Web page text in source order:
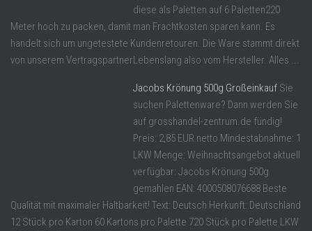
diese als Paletten auf 6 Paletten220
Meter hoch zu packen, damit man Frachtkosten sparen kann. Es
handelt sich um ungetestete Kundenretouren. Die Ware stammt direkt
von unserem VertragspartnerLebenslang also vom Hersteller. Alles ...
Jacobs Krönung 500g Großeinkauf Sie
suchen Palettenware? Dann werden Sie
auf grosshandel-zentrum.de fündig!
Preis: 2,85 EUR netto Mindestabnahme: 1
LKW Menge: Weihnachtsangebot aktuell
verfügbar: Jacobs Krönung 500g
gemahlen EAN: 4000508076688 Beste
Qualität mit maximaler Haltbarkeit! Text: Deutsch Herkunft: Deutschland
12 Stück pro Karton 60 Kartons pro Palette 720 Stück pro Palette LKW